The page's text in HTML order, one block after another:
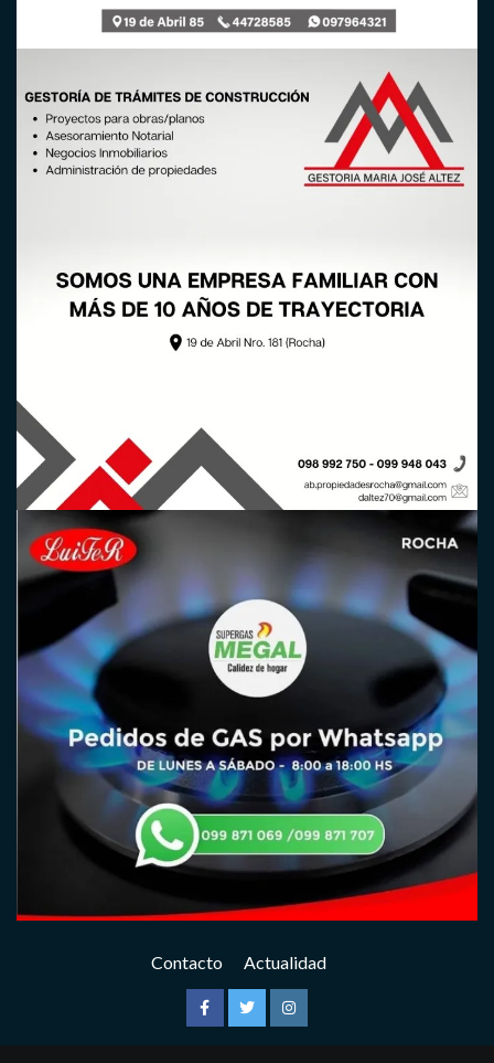
Contacto Actualidad
FacebookTwitterInstagram